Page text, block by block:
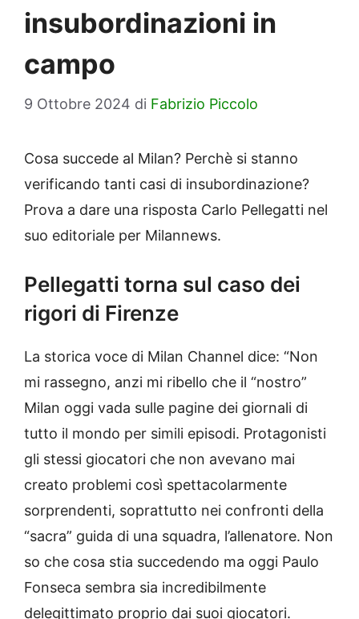
insubordinazioni in
campo
9 Ottobre 2024 di Fabrizio Piccolo
Cosa succede al Milan? Perchè si stanno
verificando tanti casi di insubordinazione?
Prova a dare una risposta Carlo Pellegatti nel
suo editoriale per Milannews.
Pellegatti torna sul caso dei
rigori di Firenze
La storica voce di Milan Channel dice: “Non
mi rassegno, anzi mi ribello che il “nostro”
Milan oggi vada sulle pagine dei giornali di
tutto il mondo per simili episodi. Protagonisti
gli stessi giocatori che non avevano mai
creato problemi così spettacolarmente
sorprendenti, soprattutto nei confronti della
“sacra” guida di una squadra, l’allenatore. Non
so che cosa stia succedendo ma oggi Paulo
Fonseca sembra sia incredibilmente
delegittimato proprio dai suoi giocatori.